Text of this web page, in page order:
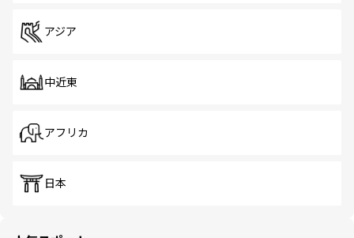
アジア
中近東
アフリカ
日本